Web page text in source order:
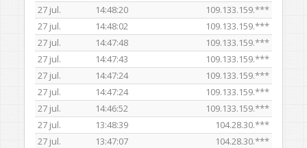
27 jul.
14:48:20
109.133.159.***
27 jul.
14:48:02
109.133.159.***
27 jul.
14:47:48
109.133.159.***
27 jul.
14:47:43
109.133.159.***
27 jul.
14:47:24
109.133.159.***
27 jul.
14:47:24
109.133.159.***
27 jul.
14:46:52
109.133.159.***
27 jul.
13:48:39
104.28.30.***
27 jul.
13:47:07
104.28.30.***